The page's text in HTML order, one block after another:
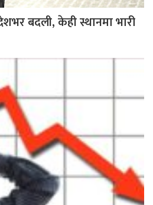
बदली, केही स्थानमा भारी